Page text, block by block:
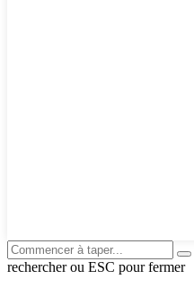
rechercher ou ESC pour fermer